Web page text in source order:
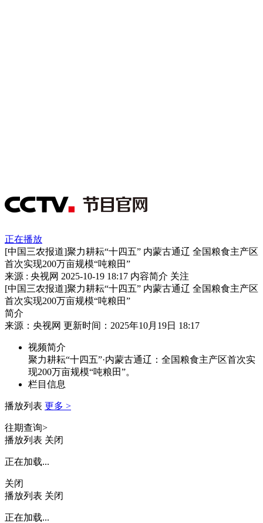
正在播放
[中国三农报道]聚力耕耘“十四五” 内蒙古通辽 全国粮食主产区
首次实现200万亩规模“吨粮田”
来源 : 央视网 2025-10-19 18:17 内容简介 关注
[中国三农报道]聚力耕耘“十四五” 内蒙古通辽 全国粮食主产区
首次实现200万亩规模“吨粮田”
简介
来源：央视网 更新时间：2025年10月19日 18:17
视频简介
聚力耕耘“十四五”·内蒙古通辽：全国粮食主产区首次实
现200万亩规模“吨粮田”。
栏目信息
播放列表 更多 >
往期查询>
播放列表 关闭
正在加载...
关闭
播放列表 关闭
正在加载...